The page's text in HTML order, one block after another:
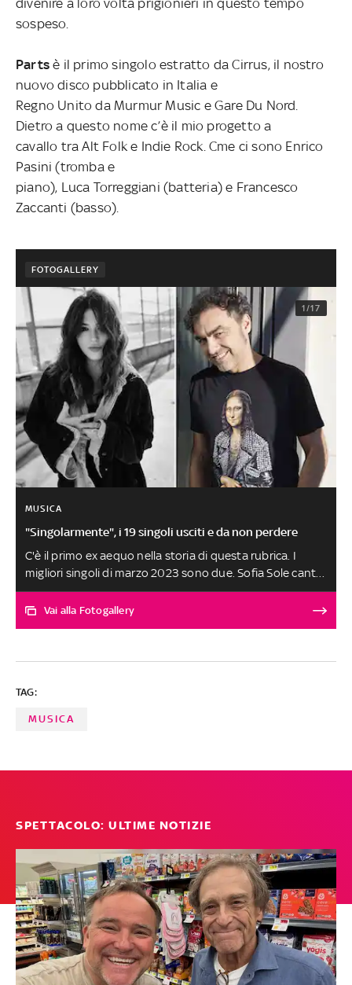
sospeso.
Parts è il primo singolo estratto da Cirrus, il nostro
nuovo disco pubblicato in Italia e
Regno Unito da Murmur Music e Gare Du Nord.
Dietro a questo nome c’è il mio progetto a
cavallo tra Alt Folk e Indie Rock. Cme ci sono Enrico
Pasini (tromba e
piano), Luca Torreggiani (batteria) e Francesco
Zaccanti (basso).
FOTOGALLERY
1/17
MUSICA
"Singolarmente", i 19 singoli usciti e da non perdere
C'è il primo ex aequo nella storia di questa rubrica. I
migliori singoli di marzo 2023 sono due. Sofia Sole canta
'Un Giro di Troppo', un brano pop dalle venature dreamy
e melinconiche che descrive l’amore a 20anni. Marco
certezza e flirta nel suo ipotetico metaverso. Le altre
a pari merito. SELEZIONE E SCELTA DEI BRANI A CURA DI
Vai alla Fotogallery
TAG:
MUSICA
SPETTACOLO: ULTIME NOTIZIE